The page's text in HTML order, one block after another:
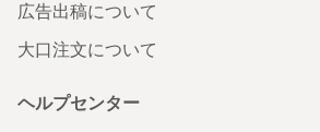
広告出稿について
大口注文について
ヘルプセンター